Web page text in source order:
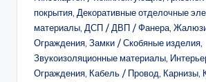
покрытия, Декоративные отделочные
материалы, ДСП / ДВП / Фанера,
Ограждения, Замки / Скобяные изделия,
Звукоизоляционные материалы,
Ограждения, Кабель / Провод, Карнизы,